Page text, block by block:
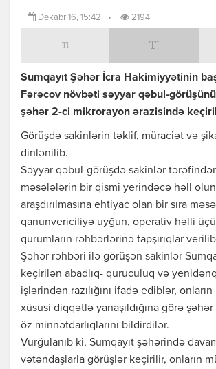
Dekabr 16, 15:42 • 2194
Sumqayıt Şəhər İcra Hakimiyyətinin
Fərəcov növbəti səyyar qəbul-
şəhər 2-ci mikrorayon ərazisində
Görüşdə sakinlərin təklif, müraciət və
dinlənilib.
Səyyar qəbul-görüşdə sakinlər tərəfindən
məsələlərin bir qismi yerindəcə həll
araşdırılmasına ehtiyac olan bir sıra
qanunvericiliyə uyğun, operativ həlli
qurumların rəhbərlərinə tapşırıqlar
Şəhər rəhbəri ilə görüşən sakinlər
keçirilən abadlıq- quruculuq və
işlərindən razılığını ifadə ediblər,
xüsusi diqqətlə yanaşıldığına görə
öz minnətdarlıqlarını bildirdilər.
Vurğulanıb ki, Sumqayıt şəhərində
vətəndaşlarla görüşlər keçirilir, onların